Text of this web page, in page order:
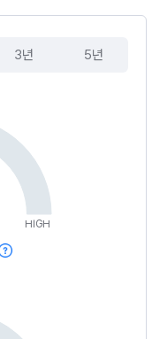
3년 5년
HIGH